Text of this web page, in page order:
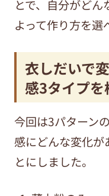
とで、自分がど
よって作り方を選
衣しだいで
感3タイプを
今回は3パターン
感にどんな変化が
とにしました。